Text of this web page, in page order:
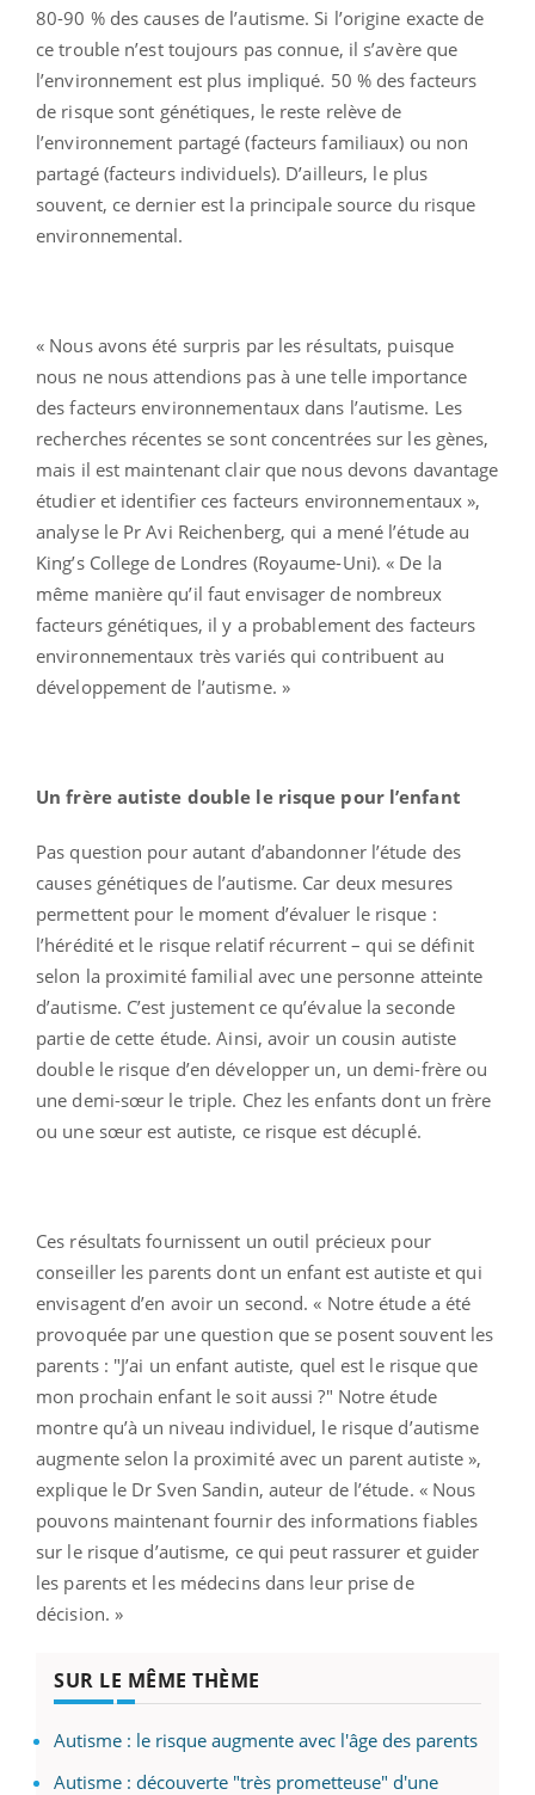
80-90 % des causes de l’autisme. Si l’origine exacte de
ce trouble n’est toujours pas connue, il s’avère que
l’environnement est plus impliqué. 50 % des facteurs
de risque sont génétiques, le reste relève de
l’environnement partagé (facteurs familiaux) ou non
partagé (facteurs individuels). D’ailleurs, le plus
souvent, ce dernier est la principale source du risque
environnemental.
« Nous avons été surpris par les résultats, puisque
nous ne nous attendions pas à une telle importance
des facteurs environnementaux dans l’autisme. Les
recherches récentes se sont concentrées sur les gènes,
mais il est maintenant clair que nous devons davantage
étudier et identifier ces facteurs environnementaux »,
analyse le Pr Avi Reichenberg, qui a mené l’étude au
King’s College de Londres (Royaume-Uni). « De la
même manière qu’il faut envisager de nombreux
facteurs génétiques, il y a probablement des facteurs
environnementaux très variés qui contribuent au
développement de l’autisme. »
Un frère autiste double le risque pour l’enfant
Pas question pour autant d’abandonner l’étude des
causes génétiques de l’autisme. Car deux mesures
permettent pour le moment d’évaluer le risque :
l’hérédité et le risque relatif récurrent – qui se définit
selon la proximité familial avec une personne atteinte
d’autisme. C’est justement ce qu’évalue la seconde
partie de cette étude. Ainsi, avoir un cousin autiste
double le risque d’en développer un, un demi-frère ou
une demi-sœur le triple. Chez les enfants dont un frère
ou une sœur est autiste, ce risque est décuplé.
Ces résultats fournissent un outil précieux pour
conseiller les parents dont un enfant est autiste et qui
envisagent d’en avoir un second. « Notre étude a été
provoquée par une question que se posent souvent les
parents : "J’ai un enfant autiste, quel est le risque que
mon prochain enfant le soit aussi ?" Notre étude
montre qu’à un niveau individuel, le risque d’autisme
augmente selon la proximité avec un parent autiste »,
explique le Dr Sven Sandin, auteur de l’étude. « Nous
pouvons maintenant fournir des informations fiables
sur le risque d’autisme, ce qui peut rassurer et guider
les parents et les médecins dans leur prise de
décision. »
SUR LE MÊME THÈME
Autisme : le risque augmente avec l'âge des parents
Autisme : découverte "très prometteuse" d'une